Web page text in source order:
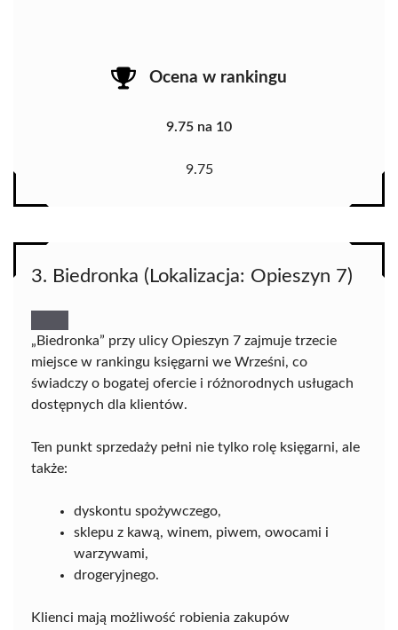
Ocena w rankingu
9.75 na 10
9.75
3. Biedronka (Lokalizacja: Opieszyn 7)
„Biedronka” przy ulicy Opieszyn 7 zajmuje trzecie
miejsce w rankingu księgarni we Wrześni, co
świadczy o bogatej ofercie i różnorodnych usługach
dostępnych dla klientów.
Ten punkt sprzedaży pełni nie tylko rolę księgarni, ale
także:
dyskontu spożywczego,
sklepu z kawą, winem, piwem, owocami i
warzywami,
drogeryjnego.
Klienci mają możliwość robienia zakupów